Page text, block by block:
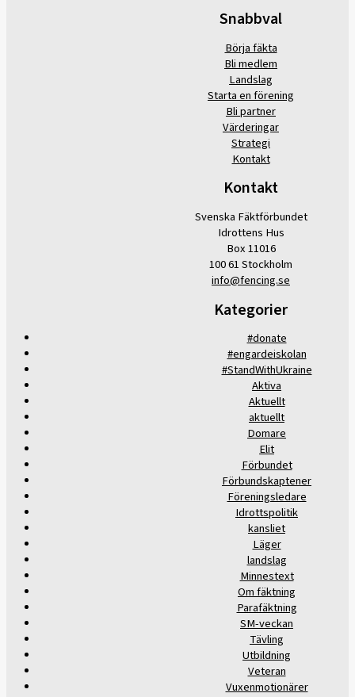
Snabbval
Börja fäkta
Bli medlem
Landslag
Starta en förening
Bli partner
Värderingar
Strategi
Kontakt
Kontakt
Svenska Fäktförbundet
Idrottens Hus
Box 11016
100 61 Stockholm
info@fencing.se
Kategorier
#donate
#engardeiskolan
#StandWithUkraine
Aktiva
Aktuellt
aktuellt
Domare
Elit
Förbundet
Förbundskaptener
Föreningsledare
Idrottspolitik
kansliet
Läger
landslag
Minnestext
Om fäktning
Parafäktning
SM-veckan
Tävling
Utbildning
Veteran
Vuxenmotionärer